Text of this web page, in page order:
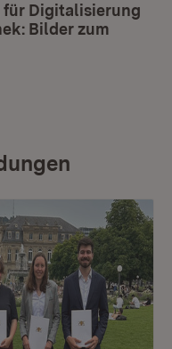
für Digitalisierung
Bilder zum